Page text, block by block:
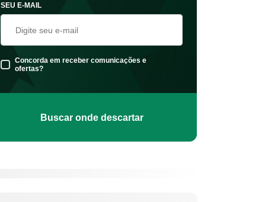
SEU E-MAIL
Concorda em receber comunicações e
ofertas?
Buscar onde descartar